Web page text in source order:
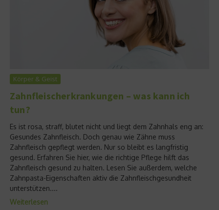
Körper & Geist
Zahnfleischerkrankungen – was kann ich
tun?
Es ist rosa, straff, blutet nicht und liegt dem Zahnhals eng an:
Gesundes Zahnfleisch. Doch genau wie Zähne muss
Zahnfleisch gepflegt werden. Nur so bleibt es langfristig
gesund. Erfahren Sie hier, wie die richtige Pflege hilft das
Zahnfleisch gesund zu halten. Lesen Sie außerdem, welche
Zahnpasta-Eigenschaften aktiv die Zahnfleischgesundheit
unterstützen....
Weiterlesen